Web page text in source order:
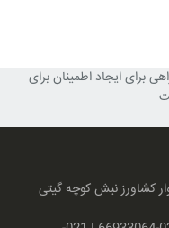
برای ایجاد اطمینان برای
کشاورز نبش کوچه گیتی